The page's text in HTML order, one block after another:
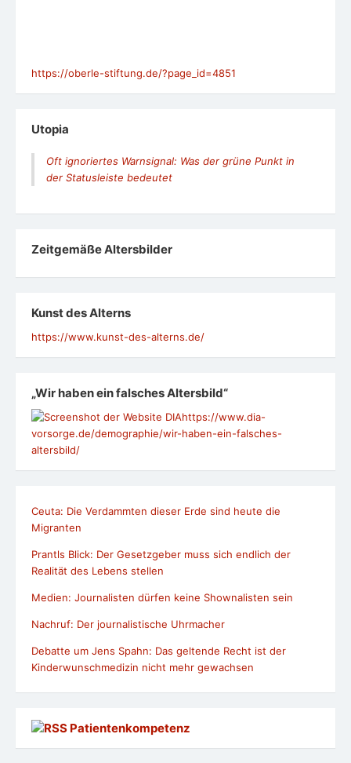
https://oberle-stiftung.de/?page_id=4851
Utopia
Oft ignoriertes Warnsignal: Was der grüne Punkt in
der Statusleiste bedeutet
Zeit­ge­mäße Alters­bil­der
Kunst des Alterns
https://www.kunst-des-alterns.de/
„Wir haben ein falsches Altersbild“
https://www.dia-
vorsorge.de/demographie/wir-haben-ein-falsches-
altersbild/
Ceuta: Die Verdammten dieser Erde sind heute die
Migranten
Prantls Blick: Der Gesetzgeber muss sich endlich der
Realität des Lebens stellen
Medien: Journalisten dürfen keine Shownalisten sein
Nachruf: Der journalistische Uhrmacher
Debatte um Jens Spahn: Das geltende Recht ist der
Kinderwunschmedizin nicht mehr gewachsen
Patientenkompetenz